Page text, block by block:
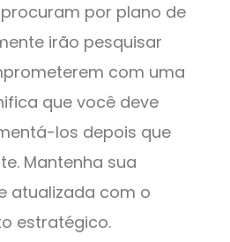
por plano de
irão pesquisar
com uma
que você deve
los depois que
Mantenha sua
atualizada com o
estratégico.